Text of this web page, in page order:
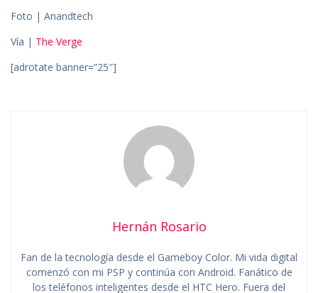
Foto | Anandtech
Vía | The Verge
[adrotate banner=”25″]
Hernán Rosario
Fan de la tecnología desde el Gameboy Color. Mi vida digital
comenzó con mi PSP y continúa con Android. Fanático de
los teléfonos inteligentes desde el HTC Hero. Fuera del